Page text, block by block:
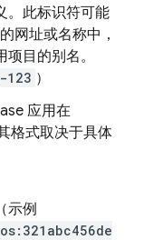
。此标识符可能
网址或名称中，
目的别名。
123 ）
应用在
格式取决于具体
（示例